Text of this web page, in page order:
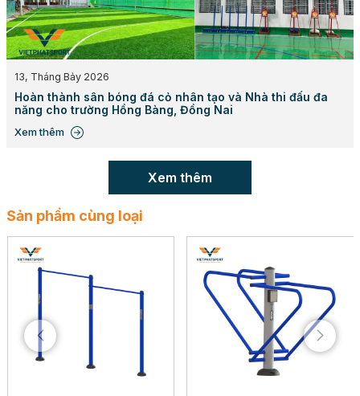
Diện tích lắp đặt phù hợp của Dụng cụ Đạp xe 711521
Vật Liệu Thép Ống Cao Cấp và Quy Trình Xử
Lý Bề Mặt Hiện Đại
Sản phẩm sử dụng thép ống D114x3 và D60x3 làm vật
liệu chính, đảm bảo độ cứng cáp và khả năng chịu lực
cao. Quy trình mạ kẽm nhúng nóng theo tiêu chuẩn
ASTM giúp bảo vệ bề mặt thép khỏi sự ăn mòn, kéo dài
tuổi thọ của sản phẩm. Lớp sơn tĩnh điện cao cấp
không chỉ tăng tính thẩm mỹ mà còn tạo lớp bảo vệ thứ
hai, chống lại các tác động từ môi trường bên ngoài.
13, Tháng Bảy 2026
Hoàn thành sân bóng đá cỏ nhân tạo và Nhà thi đấu đa
năng cho trường Hồng Bàng, Đồng Nai
Xem thêm
Xem thêm
Sản phẩm cùng loại